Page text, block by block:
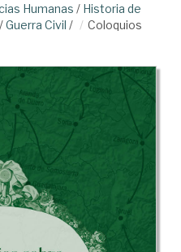
Humanas / Historia de
/Guerra Civil /
Coloquios